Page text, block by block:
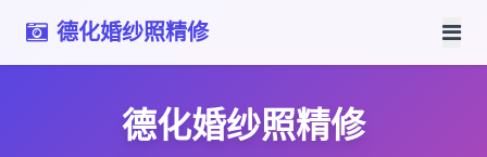
德化婚纱照精修
德化婚纱照精修